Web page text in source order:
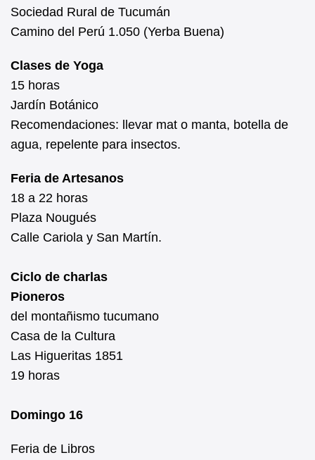
Sociedad Rural de Tucumán
Camino del Perú 1.050 (Yerba Buena)
Clases de Yoga
15 horas
Jardín Botánico
Recomendaciones: llevar mat o manta, botella de
agua, repelente para insectos.
Feria de Artesanos
18 a 22 horas
Plaza Nougués
Calle Cariola y San Martín.
Ciclo de charlas
Pioneros
del montañismo tucumano
Casa de la Cultura
Las Higueritas 1851
19 horas
Domingo 16
Feria de Libros